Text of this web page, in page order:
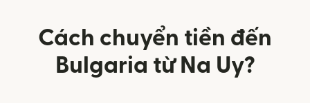
Cách chuyển tiền đến
Bulgaria từ Na Uy?